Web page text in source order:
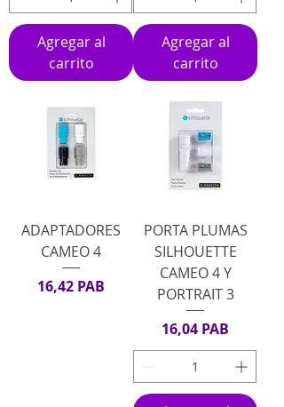
Agregar al
carrito
Agregar al
carrito
ADAPTADORES
CAMEO 4
Precio
16,42 PAB
PORTA PLUMAS
SILHOUETTE
CAMEO 4 Y
PORTRAIT 3
Precio
16,04 PAB